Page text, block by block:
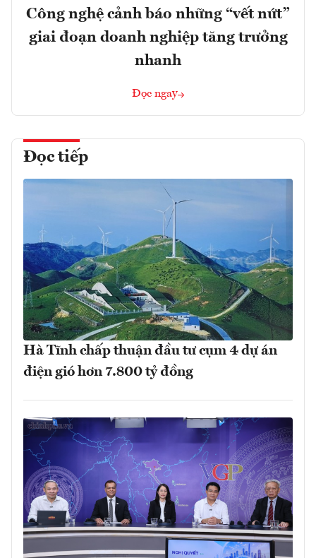
Công nghệ cảnh báo những “vết nứt”
giai đoạn doanh nghiệp tăng trưởng
nhanh
Đọc ngay
Đọc tiếp
Hà Tĩnh chấp thuận đầu tư cụm 4 dự án
điện gió hơn 7.800 tỷ đồng